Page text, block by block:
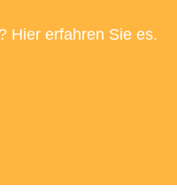
Hier erfahren Sie es.